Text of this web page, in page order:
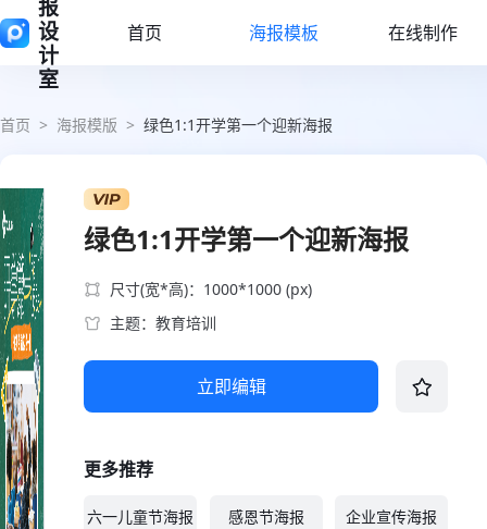
报
设
计
室
首页 海报模板 在线制作
首页 > 海报模版 > 绿色1:1开学第一个迎新海报
绿色1:1开学第一个迎新海报
尺寸(宽*高)：1000*1000 (px)
主题：教育培训
立即编辑
更多推荐
六一儿童节海报 感恩节海报 企业宣传海报